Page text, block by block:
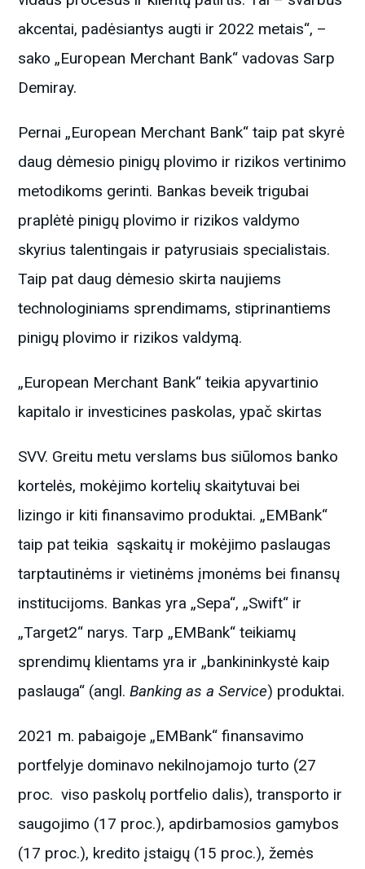
akcentai, padėsiantys augti ir 2022 metais“, –
sako „European Merchant Bank“ vadovas Sarp
Demiray.
Pernai „European Merchant Bank“ taip pat skyrė
daug dėmesio pinigų plovimo ir rizikos vertinimo
metodikoms gerinti. Bankas beveik trigubai
praplėtė pinigų plovimo ir rizikos valdymo
skyrius talentingais ir patyrusiais specialistais.
Taip pat daug dėmesio skirta naujiems
technologiniams sprendimams, stiprinantiems
pinigų plovimo ir rizikos valdymą.
„European Merchant Bank“ teikia apyvartinio
kapitalo ir investicines paskolas, ypač skirtas
SVV. Greitu metu verslams bus siūlomos banko
kortelės, mokėjimo kortelių skaitytuvai bei
lizingo ir kiti finansavimo produktai. „EMBank“
taip pat teikia sąskaitų ir mokėjimo paslaugas
tarptautinėms ir vietinėms įmonėms bei finansų
institucijoms. Bankas yra „Sepa“, „Swift“ ir
„Target2“ narys. Tarp „EMBank“ teikiamų
sprendimų klientams yra ir „bankininkystė kaip
paslauga“ (angl. Banking as a Service) produktai.
2021 m. pabaigoje „EMBank“ finansavimo
portfelyje dominavo nekilnojamojo turto (27
proc. viso paskolų portfelio dalis), transporto ir
saugojimo (17 proc.), apdirbamosios gamybos
(17 proc.), kredito įstaigų (15 proc.), žemės